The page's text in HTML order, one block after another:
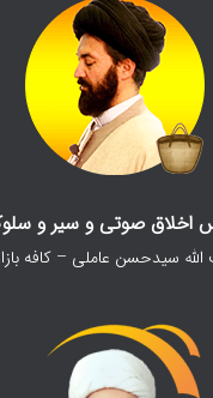
اخلاق صوتی و سیر و سلوک
سیدحسن عاملی – کافه بازار